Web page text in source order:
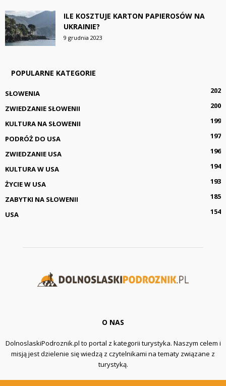
ILE KOSZTUJE KARTON PAPIEROSÓW NA
UKRAINIE?
9 grudnia 2023
POPULARNE KATEGORIE
SŁOWENIA
202
ZWIEDZANIE SŁOWENII
200
KULTURA NA SŁOWENII
199
PODRÓŻ DO USA
197
ZWIEDZANIE USA
196
KULTURA W USA
194
ŻYCIE W USA
193
ZABYTKI NA SŁOWENII
185
USA
154
O NAS
DolnoslaskiPodroznik.pl to portal z kategorii turystyka. Naszym celem i
misją jest dzielenie się wiedzą z czytelnikami na tematy związane z
turystyką.